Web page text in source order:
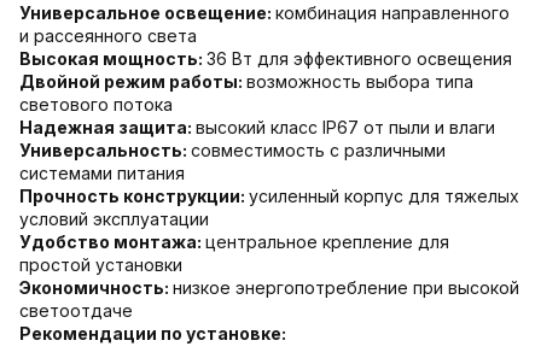
Универсальное освещение: комбинация направленного
и рассеянного света
Высокая мощность: 36 Вт для эффективного освещения
Двойной режим работы: возможность выбора типа
светового потока
Надежная защита: высокий класс IP67 от пыли и влаги
Универсальность: совместимость с различными
системами питания
Прочность конструкции: усиленный корпус для тяжелых
условий эксплуатации
Удобство монтажа: центральное крепление для
простой установки
Экономичность: низкое энергопотребление при высокой
светоотдаче
Рекомендации по установке: